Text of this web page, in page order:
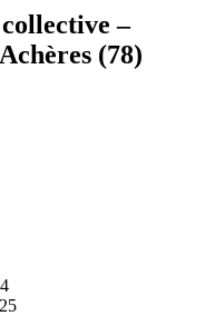
–
(78)